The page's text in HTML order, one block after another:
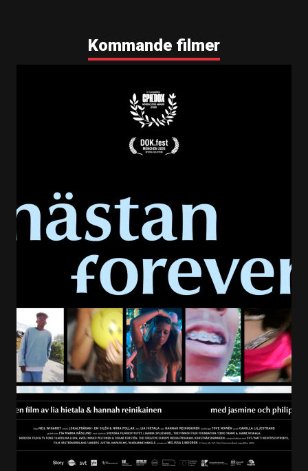
Kommande filmer